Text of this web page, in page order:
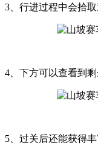
3、行进过程中会拾取
4、下方可以查看到
5、过关后还能获得丰